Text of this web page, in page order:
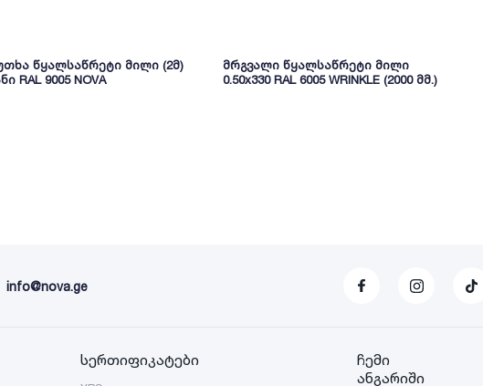
წყალსაწრეტი მილი (2მ)
RAL 9005 NOVA
მრგვალი წყალსაწრეტი მილი
0.50x330 RAL 6005 WRINKLE (2000 მმ.)
info@nova.ge
სერთიფიკატები
ჩემი
ანგარიში